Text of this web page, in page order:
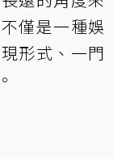
僅是一種娛
形式、一門